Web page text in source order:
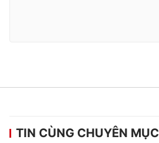
TIN CÙNG CHUYÊN MỤC